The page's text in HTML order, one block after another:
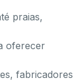
praias,
oferecer
fabricadores